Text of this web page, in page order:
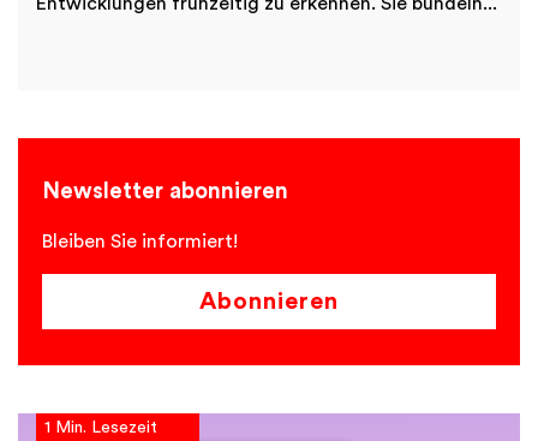
Newsletter abonnieren
Bleiben Sie informiert!
Abonnieren
1 Min. Lesezeit